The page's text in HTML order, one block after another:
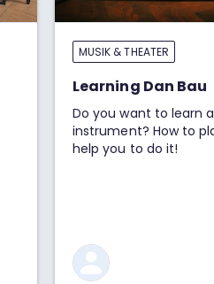
MUSIK & THEATER
Learning Dan Bau
Do you want to learn
instrument? How to
help you to do it!